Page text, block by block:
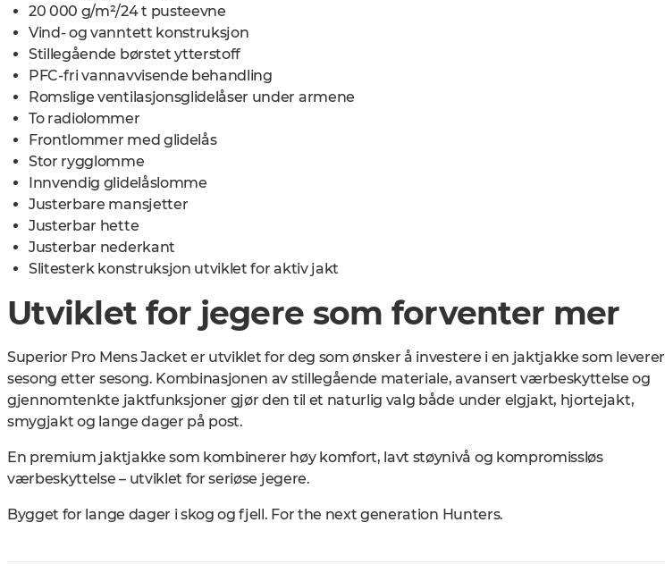
20 000 g/m²/24 t pusteevne
Vind- og vanntett konstruksjon
Stillegående børstet ytterstoff
PFC-fri vannavvisende behandling
Romslige ventilasjonsglidelåser under armene
To radiolommer
Frontlommer med glidelås
Stor rygglomme
Innvendig glidelåslomme
Justerbare mansjetter
Justerbar hette
Justerbar nederkant
Slitesterk konstruksjon utviklet for aktiv jakt
Utviklet for jegere som forventer mer
Superior Pro Mens Jacket er utviklet for deg som ønsker å investere i en jaktjakke som leverer
sesong etter sesong. Kombinasjonen av stillegående materiale, avansert værbeskyttelse og
gjennomtenkte jaktfunksjoner gjør den til et naturlig valg både under elgjakt, hjortejakt,
smygjakt og lange dager på post.
En premium jaktjakke som kombinerer høy komfort, lavt støynivå og kompromissløs
værbeskyttelse – utviklet for seriøse jegere.
Bygget for lange dager i skog og fjell. For the next generation Hunters.